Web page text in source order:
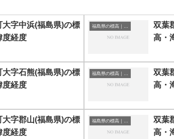
字中浜(福島県)の標
度経度
双葉
高・
字石熊(福島県)の標
度経度
双葉
高・
字郡山(福島県)の標
度経度
双葉
高・